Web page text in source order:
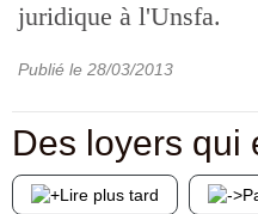
juridique à l'Unsfa.
Publié le 28/03/2013
Des loyers qui
Lire plus tard